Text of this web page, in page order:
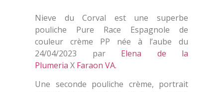
Nieve du Corval est une superbe
pouliche Pure Race Espagnole de
couleur crème PP née à l’aube du
24/04/2023 par Elena de la
Plumeria X Faraon VA.
Une seconde pouliche crème, portrait